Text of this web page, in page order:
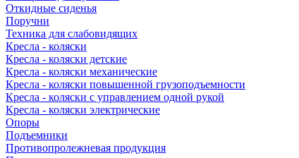
Откидные сиденья
Поручни
Техника для слабовидящих
Кресла - коляски
Кресла - коляски детские
Кресла - коляски механические
Кресла - коляски повышенной грузоподъемности
Кресла - коляски с управлением одной рукой
Кресла - коляски электрические
Опоры
Подъемники
Противопролежневая продукция